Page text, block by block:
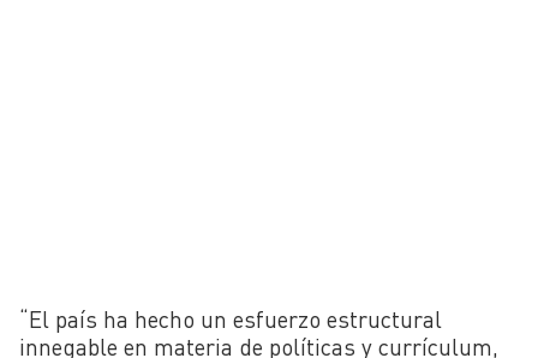
“El país ha hecho un esfuerzo estructural
innegable en materia de políticas y currículum,